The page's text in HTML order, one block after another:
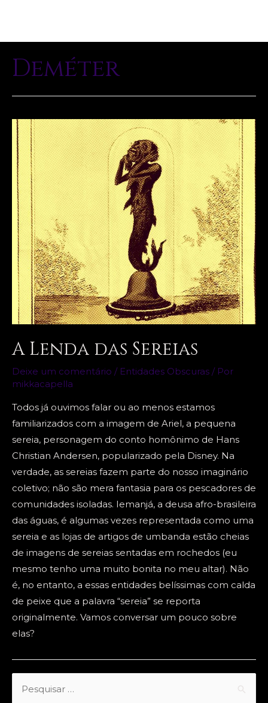
Deméter
A Lenda das Sereias
Deixe um comentário / Entidades Obscuras / Por
mikkacapella
Todos já ouvimos falar ou ao menos estamos
familiarizados com a imagem de Ariel, a pequena
sereia, personagem do conto homônimo de Hans
Christian Andersen, popularizado pela Disney. Na
verdade, as sereias fazem parte do nosso imaginário
coletivo; não são mera fantasia para os pescadores de
comunidades isoladas. Iemanjá, a deusa afro-brasileira
das águas, é algumas vezes representada como uma
sereia e as lojas de artigos de umbanda estão cheias
de imagens de sereias sentadas em rochedos (eu
mesmo tenho uma muito bonita no meu altar). Não
é, no entanto, a essas entidades belíssimas com calda
de peixe que a palavra “sereia” se reporta
originalmente. Vamos conversar um pouco sobre
elas?